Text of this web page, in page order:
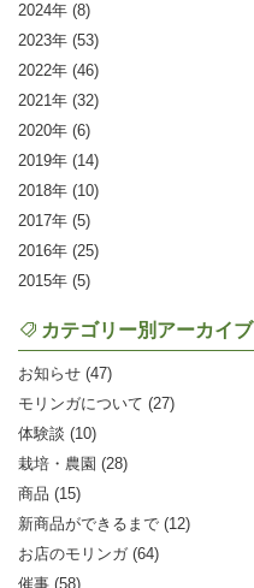
2024
(8)
2023
(53)
2022
(46)
2021
(32)
2020
(6)
2019
(14)
2018
(10)
2017
(5)
2016
(25)
2015
(5)
カテゴリー別アーカイブ
お知らせ (47)
モリンガについて (27)
体験談 (10)
栽培・農園 (28)
商品 (15)
新商品ができるまで (12)
お店のモリンガ (64)
催事 (58)